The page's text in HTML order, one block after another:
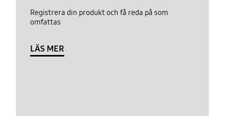
Registrera din produkt och få reda på som
omfattas
LÄS MER